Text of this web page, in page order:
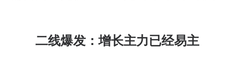
二线爆发：增长主力已经易主